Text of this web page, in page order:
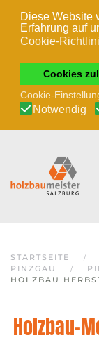
Diese Website
Erfahrung auf
Cookie-
Cookies
Cookie-
Notwendig
Zum
STARTSEITE
PINZGAU
HOLZBAU
Holzbau-